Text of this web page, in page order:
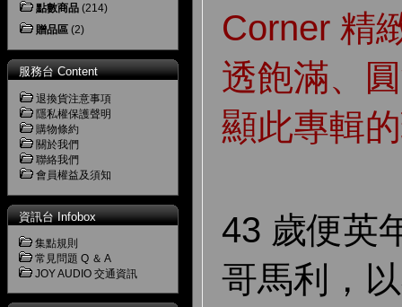
點數商品 (214)
贈品區 (2)
服務台 Content
退換貨注意事項
隱私權保護聲明
購物條約
關於我們
聯絡我們
會員權益及須知
資訊台 Infobox
集點規則
常見問題 Q ＆ A
JOY AUDIO 交通資訊
Corner 精
透飽滿、
顯此專輯
43 歲便英
哥馬利，